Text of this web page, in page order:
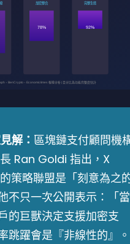
加密整合
78%
完整生態
92%
、BeInCrypto、Economictimes 報導分析 | 百分比為功能完整度估計
解： 區塊鏈支付顧問機
Ran Goldi 指出，X
策略聯盟是「刻意為之
不只一次公開表示：「當
的巨獸決定支援加密支
跳躍會是『非線性的』。